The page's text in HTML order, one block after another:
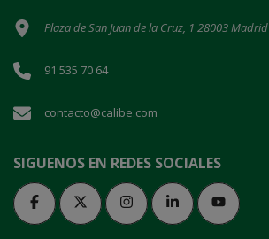
Plaza de San Juan de la Cruz, 1 28003 Madrid
91 535 70 64
contacto@calibe.com
SIGUENOS EN REDES SOCIALES